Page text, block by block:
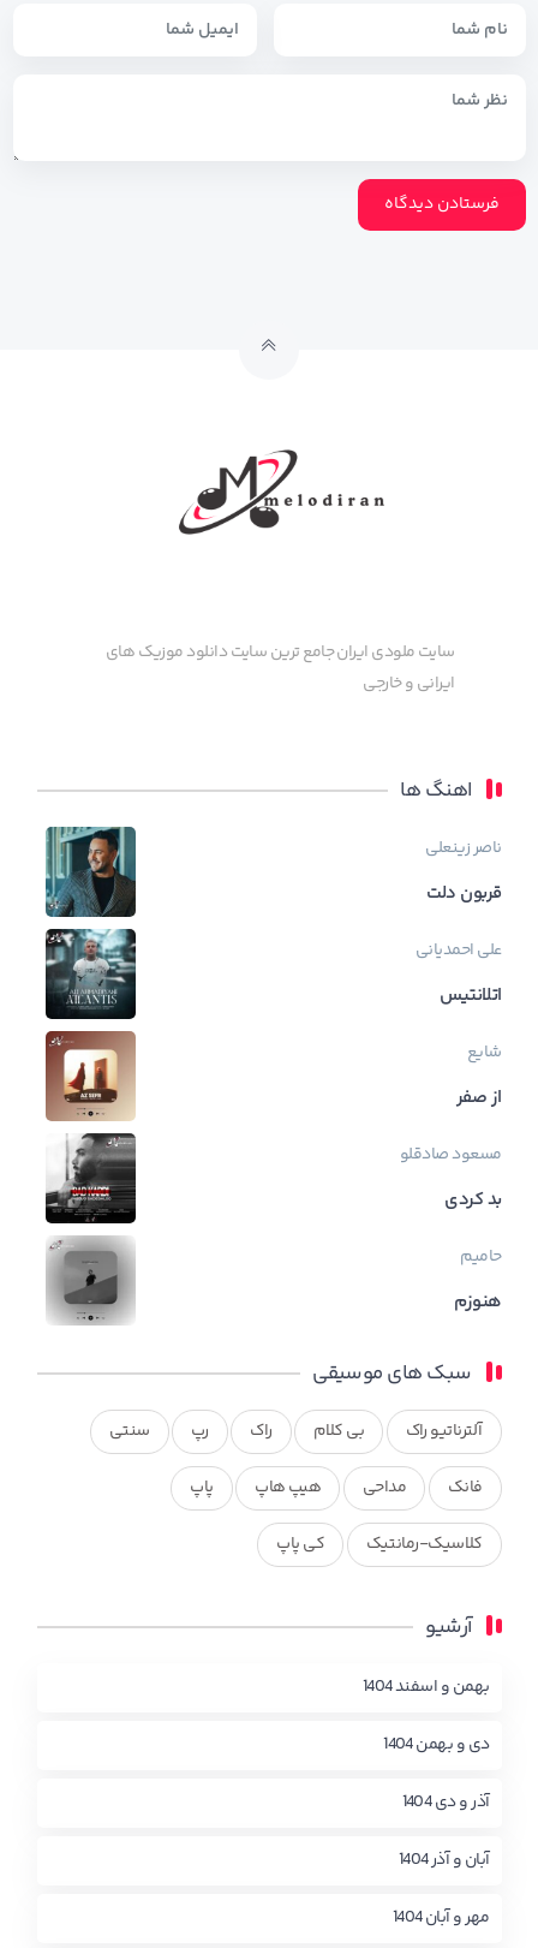
سایت ملودی ایران جامع ترین سایت دانلود موزیک های
ایرانی و خارجی
اهنگ ها
ناصر زینعلی
قربون دلت
علی احمدیانی
اتلانتیس
شایع
از صفر
مسعود صادقلو
بد کردی
حامیم
هنوزم
سبک های موسیقی
آلترناتیو راک بی کلام راک رپ سنتی
فانک مداحی هیپ هاپ پاپ
کلاسیک-رمانتیک کی پاپ
آرشیو
بهمن و اسفند 1404
دی و بهمن 1404
آذر و دی 1404
آبان و آذر 1404
مهر و آبان 1404